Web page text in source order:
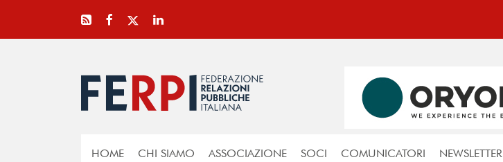
HOME CHI SIAMO ASSOCIAZIONE SOCI COMUNICATORI NEWSLETTER